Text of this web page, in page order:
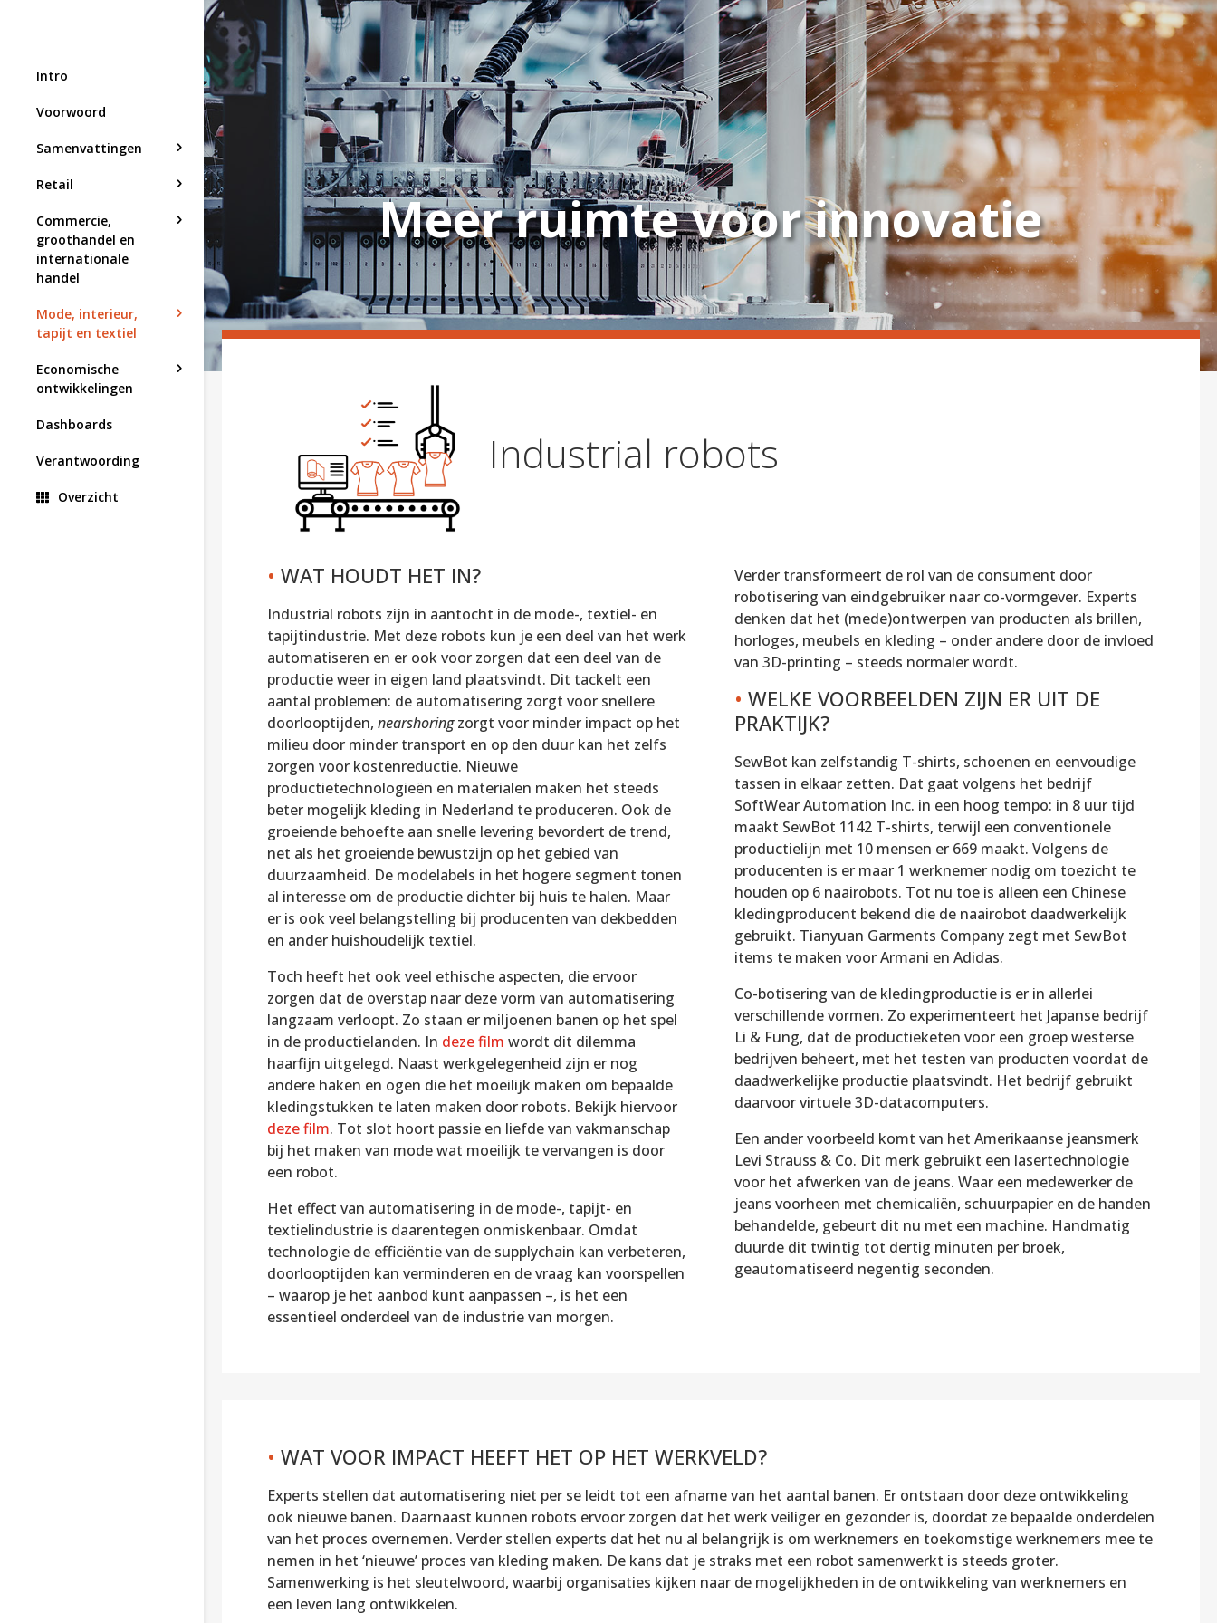
Intro
Voorwoord
Samenvattingen
Retail
Commercie,
groothandel en
internationale
handel
Mode, interieur,
tapijt en textiel
Economische
ontwikkelingen
Dashboards
Verantwoording
Overzicht
Meer ruimte voor innovatie
Industrial robots
• WAT HOUDT HET IN?
Industrial robots zijn in aantocht in de mode-, textiel- en
tapijtindustrie. Met deze robots kun je een deel van het werk
automatiseren en er ook voor zorgen dat een deel van de
productie weer in eigen land plaatsvindt. Dit tackelt een
aantal problemen: de automatisering zorgt voor snellere
doorlooptijden, nearshoringzorgt voor minder impact op het
milieu door minder transport en op den duur kan het zelfs
zorgen voor kostenreductie. Nieuwe
productietechnologieën en materialen maken het steeds
beter mogelijk kleding in Nederland te produceren. Ook de
groeiende behoefte aan snelle levering bevordert de trend,
net als het groeiende bewustzijn op het gebied van
duurzaamheid. De modelabels in het hogere segment tonen
al interesse om de productie dichter bij huis te halen. Maar
er is ook veel belangstelling bij producenten van dekbedden
en ander huishoudelijk textiel.
Toch heeft het ook veel ethische aspecten, die ervoor
zorgen dat de overstap naar deze vorm van automatisering
langzaam verloopt. Zo staan er miljoenen banen op het spel
in de productielanden. In deze film wordt dit dilemma
haarfijn uitgelegd. Naast werkgelegenheid zijn er nog
andere haken en ogen die het moeilijk maken om bepaalde
kledingstukken te laten maken door robots. Bekijk hiervoor
deze film. Tot slot hoort passie en liefde van vakmanschap
bij het maken van mode wat moeilijk te vervangen is door
een robot.
Het effect van automatisering in de mode-, tapijt- en
textielindustrie is daarentegen onmiskenbaar. Omdat
technologie de efficiëntie van de supplychain kan verbeteren,
doorlooptijden kan verminderen en de vraag kan voorspellen
– waarop je het aanbod kunt aanpassen –, is het een
essentieel onderdeel van de industrie van morgen.
Verder transformeert de rol van de consument door
robotisering van eindgebruiker naar co-vormgever. Experts
denken dat het (mede)ontwerpen van producten als brillen,
horloges, meubels en kleding – onder andere door de invloed
van 3D-printing – steeds normaler wordt.
• WELKE VOORBEELDEN ZIJN ER UIT DE
PRAKTIJK?
SewBot kan zelfstandig T-shirts, schoenen en eenvoudige
tassen in elkaar zetten. Dat gaat volgens het bedrijf
SoftWear Automation Inc. in een hoog tempo: in 8 uur tijd
maakt SewBot 1142 T-shirts, terwijl een conventionele
productielijn met 10 mensen er 669 maakt. Volgens de
producenten is er maar 1 werknemer nodig om toezicht te
houden op 6 naairobots. Tot nu toe is alleen een Chinese
kledingproducent bekend die de naairobot daadwerkelijk
gebruikt. Tianyuan Garments Company zegt met SewBot
items te maken voor Armani en Adidas.
Co-botisering van de kledingproductie is er in allerlei
verschillende vormen. Zo experimenteert het Japanse bedrijf
Li & Fung, dat de productieketen voor een groep westerse
bedrijven beheert, met het testen van producten voordat de
daadwerkelijke productie plaatsvindt. Het bedrijf gebruikt
daarvoor virtuele 3D-datacomputers.
Een ander voorbeeld komt van het Amerikaanse jeansmerk
Levi Strauss & Co. Dit merk gebruikt een lasertechnologie
voor het afwerken van de jeans. Waar een medewerker de
jeans voorheen met chemicaliën, schuurpapier en de handen
behandelde, gebeurt dit nu met een machine. Handmatig
duurde dit twintig tot dertig minuten per broek,
geautomatiseerd negentig seconden.
• WAT VOOR IMPACT HEEFT HET OP HET WERKVELD?
Experts stellen dat automatisering niet per se leidt tot een afname van het aantal banen. Er ontstaan door deze ontwikkeling
ook nieuwe banen. Daarnaast kunnen robots ervoor zorgen dat het werk veiliger en gezonder is, doordat ze bepaalde onderdelen
van het proces overnemen. Verder stellen experts dat het nu al belangrijk is om werknemers en toekomstige werknemers mee te
nemen in het ‘nieuwe’ proces van kleding maken. De kans dat je straks met een robot samenwerkt is steeds groter.
Samenwerking is het sleutelwoord, waarbij organisaties kijken naar de mogelijkheden in de ontwikkeling van werknemers en
een leven lang ontwikkelen.